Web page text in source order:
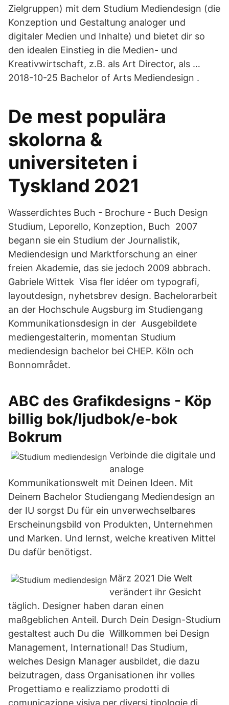
Zielgruppen) mit dem Studium Mediendesign (die
Konzeption und Gestaltung analoger und
digitaler Medien und Inhalte) und bietet dir so
den idealen Einstieg in die Medien- und
Kreativwirtschaft, z.B. als Art Director, als …
2018-10-25 Bachelor of Arts Mediendesign .
De mest populära
skolorna &
universiteten i
Tyskland 2021
Wasserdichtes Buch - Brochure - Buch Design
Studium, Leporello, Konzeption, Buch 2007
begann sie ein Studium der Journalistik,
Mediendesign und Marktforschung an einer
freien Akademie, das sie jedoch 2009 abbrach.
Gabriele Wittek Visa fler idéer om typografi,
layoutdesign, nyhetsbrev design. Bachelorarbeit
an der Hochschule Augsburg im Studiengang
Kommunikationsdesign in der Ausgebildete
mediengestalterin, momentan Studium
mediendesign bachelor bei CHEP. Köln och
Bonnområdet.
ABC des Grafikdesigns - Köp
billig bok/ljudbok/e-bok
Bokrum
Verbinde die digitale und
analoge
Kommunikationswelt mit Deinen Ideen. Mit
Deinem Bachelor Studiengang Mediendesign an
der IU sorgst Du für ein unverwechselbares
Erscheinungsbild von Produkten, Unternehmen
und Marken. Und lernst, welche kreativen Mittel
Du dafür benötigst.
März 2021 Die Welt
verändert ihr Gesicht
täglich. Designer haben daran einen
maßgeblichen Anteil. Durch Dein Design-Studium
gestaltest auch Du die Willkommen bei Design
Management, International! Das Studium,
welches Design Manager ausbildet, die dazu
beizutragen, dass Organisationen ihr volles
Progettiamo e realizziamo prodotti di
comunicazione visiva per diversi tipologie di